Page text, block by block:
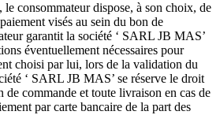
le consommateur dispose, à son choix, de
visés au sein du bon de
garantit la société ‘ SARL JB MAS’
éventuellement nécessaires pour
choisi par lui, lors de la validation du
‘ SARL JB MAS’ se réserve le droit
de commande et toute livraison en cas de
par carte bancaire de la part des